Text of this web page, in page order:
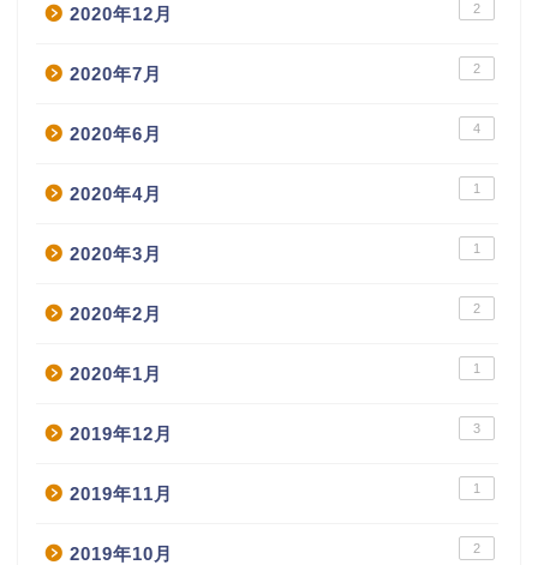
2020年12月 2
2020年7月 2
2020年6月 4
2020年4月 1
2020年3月 1
2020年2月 2
2020年1月 1
2019年12月 3
2019年11月 1
2019年10月 2